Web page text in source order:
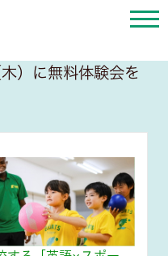
）に無料体験会を